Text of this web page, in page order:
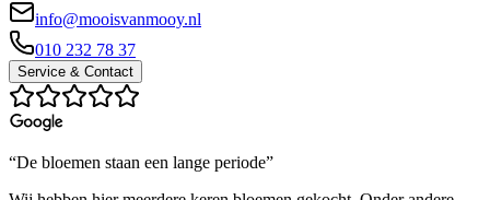
info@mooisvanmooy.nl
010 232 78 37
Service & Contact
“De bloemen staan een lange periode”